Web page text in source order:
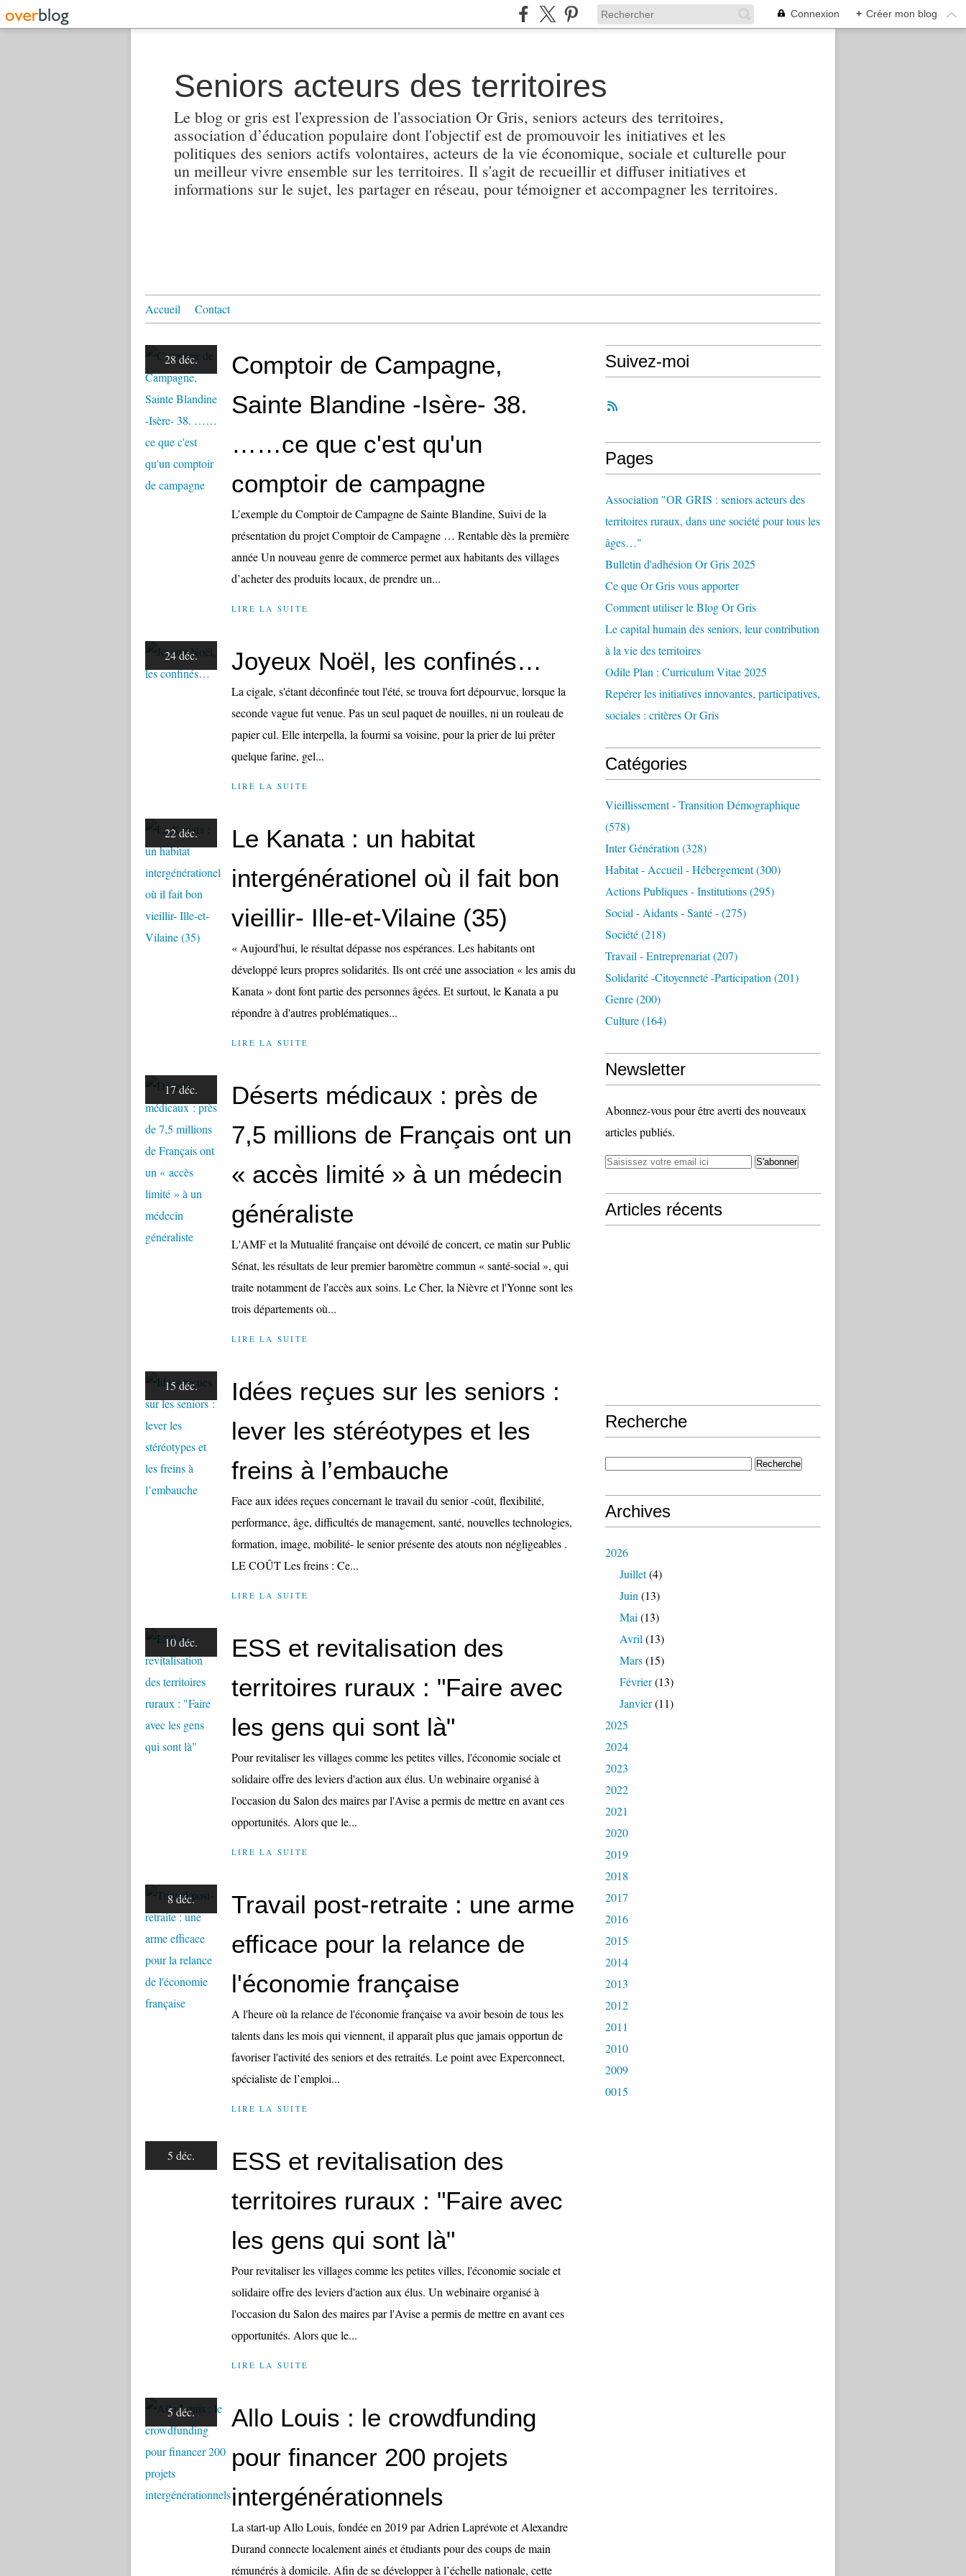
Connexion + Créer mon blog
Seniors acteurs des territoires
Le blog or gris est l'expression de l'association Or Gris, seniors acteurs des territoires,
association d’éducation populaire dont l'objectif est de promouvoir les initiatives et les
politiques des seniors actifs volontaires, acteurs de la vie économique, sociale et culturelle pour
un meilleur vivre ensemble sur les territoires. Il s'agit de recueillir et diffuser initiatives et
informations sur le sujet, les partager en réseau, pour témoigner et accompagner les territoires.
Accueil Contact
28 déc.
Comptoir de Campagne,
Sainte Blandine -Isère- 38.
……ce que c'est qu'un
comptoir de campagne
L’exemple du Comptoir de Campagne de Sainte Blandine, Suivi de la
présentation du projet Comptoir de Campagne … Rentable dès la première
année Un nouveau genre de commerce permet aux habitants des villages
d’acheter des produits locaux, de prendre un...
LIRE LA SUITE
24 déc. Joyeux Noël, les confinés…
La cigale, s'étant déconfinée tout l'été, se trouva fort dépourvue, lorsque la
seconde vague fut venue. Pas un seul paquet de nouilles, ni un rouleau de
papier cul. Elle interpella, la fourmi sa voisine, pour la prier de lui prêter
quelque farine, gel...
LIRE LA SUITE
22 déc.
Le Kanata : un habitat
intergénérationel où il fait bon
vieillir- Ille-et-Vilaine (35)
« Aujourd'hui, le résultat dépasse nos espérances. Les habitants ont
développé leurs propres solidarités. Ils ont créé une association « les amis du
Kanata » dont font partie des personnes âgées. Et surtout, le Kanata a pu
répondre à d'autres problématiques...
LIRE LA SUITE
17 déc.
Déserts médicaux : près de
7,5 millions de Français ont un
« accès limité » à un médecin
généraliste
L'AMF et la Mutualité française ont dévoilé de concert, ce matin sur Public
Sénat, les résultats de leur premier baromètre commun « santé-social », qui
traite notamment de l'accès aux soins. Le Cher, la Nièvre et l'Yonne sont les
trois départements où...
LIRE LA SUITE
15 déc.
Idées reçues sur les seniors :
lever les stéréotypes et les
freins à l’embauche
Face aux idées reçues concernant le travail du senior -coût, flexibilité,
performance, âge, difficultés de management, santé, nouvelles technologies,
formation, image, mobilité- le senior présente des atouts non négligeables .
LE COÛT Les freins : Ce...
LIRE LA SUITE
10 déc.
ESS et revitalisation des
territoires ruraux : "Faire avec
les gens qui sont là"
Pour revitaliser les villages comme les petites villes, l'économie sociale et
solidaire offre des leviers d'action aux élus. Un webinaire organisé à
l'occasion du Salon des maires par l'Avise a permis de mettre en avant ces
opportunités. Alors que le...
LIRE LA SUITE
8 déc.
Travail post-retraite : une arme
efficace pour la relance de
l'économie française
A l'heure où la relance de l'économie française va avoir besoin de tous les
talents dans les mois qui viennent, il apparaît plus que jamais opportun de
favoriser l'activité des seniors et des retraités. Le point avec Experconnect,
spécialiste de l’emploi...
LIRE LA SUITE
5 déc.
ESS et revitalisation des
territoires ruraux : "Faire avec
les gens qui sont là"
Pour revitaliser les villages comme les petites villes, l'économie sociale et
solidaire offre des leviers d'action aux élus. Un webinaire organisé à
l'occasion du Salon des maires par l'Avise a permis de mettre en avant ces
opportunités. Alors que le...
LIRE LA SUITE
5 déc.
Allo Louis : le crowdfunding
pour financer 200 projets
intergénérationnels
La start-up Allo Louis, fondée en 2019 par Adrien Laprévote et Alexandre
Durand connecte localement ainés et étudiants pour des coups de main
rémunérés à domicile. Afin de se développer à l’échelle nationale, cette
Suivez-moi
Pages
Association "OR GRIS : seniors acteurs des
territoires ruraux, dans une société pour tous les
âges…"
Bulletin d'adhésion Or Gris 2025
Ce que Or Gris vous apporter
Comment utiliser le Blog Or Gris
Le capital humain des seniors, leur contribution
à la vie des territoires
Odile Plan : Curriculum Vitae 2025
Repérer les initiatives innovantes, participatives,
sociales : critères Or Gris
Catégories
Vieillissement - Transition Démographique
(578)
Inter Génération (328)
Habitat - Accueil - Hébergement(300)
Actions Publiques - Institutions(295)
Social - Aidants - Santé -(275)
Société(218)
Travail - Entreprenariat(207)
Solidarité -citoyenneté -participation (201)
Genre(200)
Culture(164)
Newsletter
Abonnez-vous pour être averti des nouveaux
articles publiés.
Articles récents
Recherche
Archives
2026
Juillet(4)
Juin (13)
Mai (13)
Avril (13)
Mars(15)
Février(13)
Janvier(11)
2025
2024
2023
2022
2021
2020
2019
2018
2017
2016
2015
2014
2013
2012
2011
2010
2009
0015